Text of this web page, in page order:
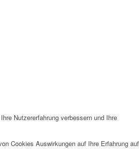
Nutzererfahrung verbessern und Ihre
Cookies Auswirkungen auf Ihre Erfahrung auf